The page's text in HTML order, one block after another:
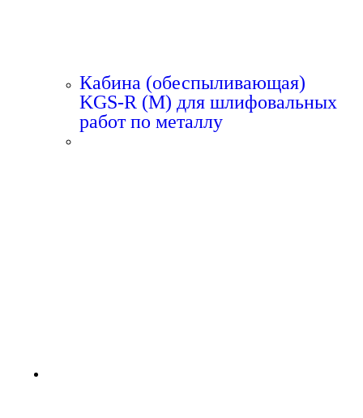
Кабина (обеспыливающая)
KGS-R (M) для шлифовальных
работ по металлу